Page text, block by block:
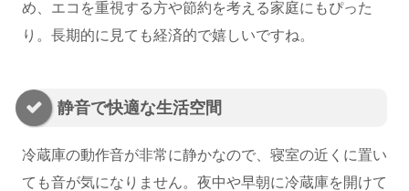
め、エコを重視する方や節約を考える家庭にもぴった
り。長期的に見ても経済的で嬉しいですね。
静音で快適な生活空間
冷蔵庫の動作音が非常に静かなので、寝室の近くに置い
ても音が気になりません。夜中や早朝に冷蔵庫を開けて